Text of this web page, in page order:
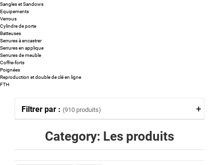
Sangles et Sandows
Equipements
Verrous
Cylindre de porte
Batteuses
Serrures à encastrer
Serrures en applique
Serrures de meuble
Coffre-forts
Poignées
Reproduction et double de clé en ligne
FTH
Category: Les produits
Filtrer par : (910 produits)